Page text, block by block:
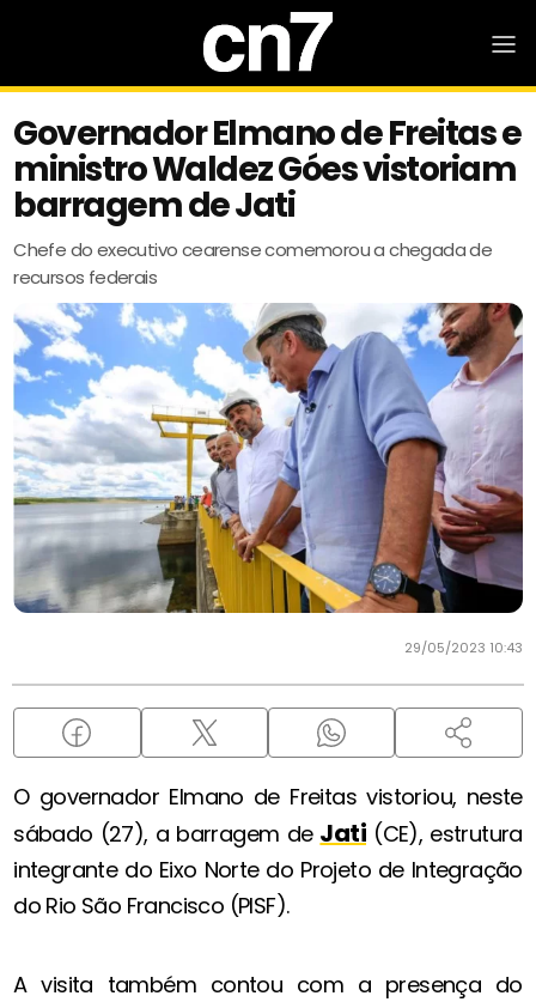
Governador Elmano de Freitas e
ministro Waldez Góes vistoriam
barragem de Jati
Chefe do executivo cearense comemorou a chegada de
recursos federais
29/05/2023 10:43
O governador Elmano de Freitas vistoriou, neste
sábado (27), a barragem de Jati (CE), estrutura
integrante do Eixo Norte do Projeto de Integração
do Rio São Francisco (PISF).
A visita também contou com a presença do